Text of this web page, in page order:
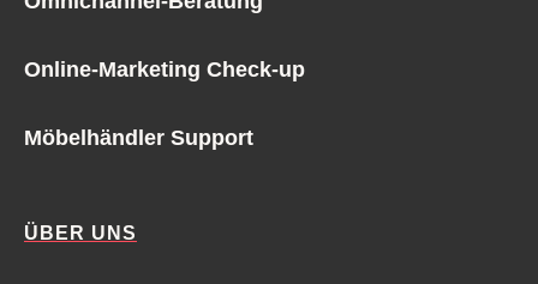
Online-Marketing Check-up
Möbelhändler Support
ÜBER UNS